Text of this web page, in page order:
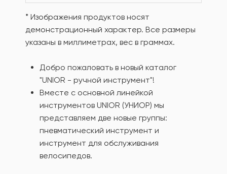
* Изображения продуктов носят
демонстрационный характер. Все размеры
указаны в миллиметрах, вес в граммах.
Добро пожаловать в новый каталог
"UNIOR - ручной инструмент"!
Вместе с основной линейкой
инструментов UNIOR (УНИОР) мы
представляем две новые группы:
пневматический инструмент и
инструмент для обслуживания
велосипедов.